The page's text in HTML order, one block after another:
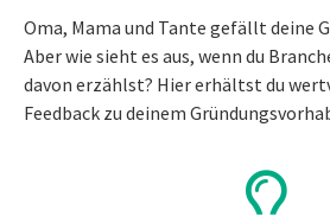
Oma, Mama und Tante gefällt deine
Aber wie sieht es aus, wenn du
davon erzählst? Hier erhältst du
Feedback zu deinem